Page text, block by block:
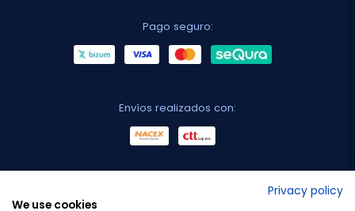
Pago seguro:
Envíos realizados con:
Privacy policy
We use cookies